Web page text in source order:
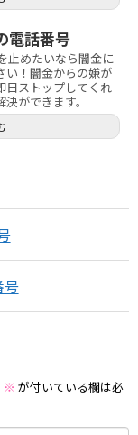
電話番号
止めたいなら闇金に
い！闇金からの嫌が
日ストップしてくれ
ができます。
号
※ が付いている欄は必